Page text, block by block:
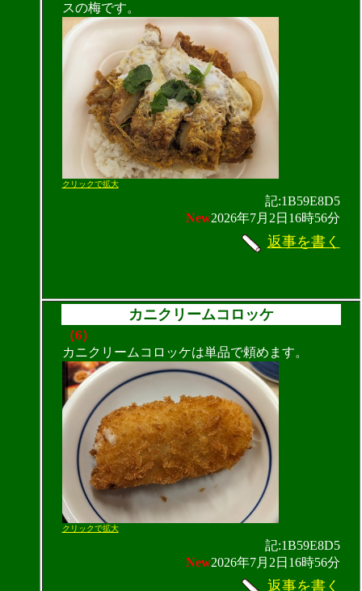
スの梅です。
クリックで拡大
記:1B59E8D5
New2026年7月2日16時56分
返事を書く
カニクリームコロッケ
（6）
カニクリームコロッケは単品で頼めます。
クリックで拡大
記:1B59E8D5
New2026年7月2日16時56分
返事を書く